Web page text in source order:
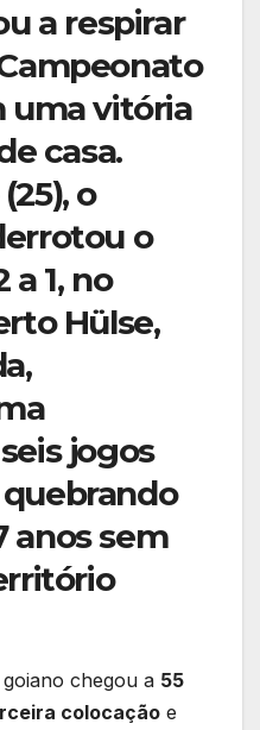
e
dI
n
e
st
a respirar
uma vitória
casa.
o
o
a 1, no
Hülse,
seis jogos
anos sem
chegou a 55
colocação e